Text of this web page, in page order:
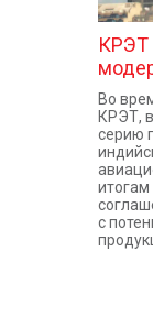
КРЭТ
Во
КРЭТ,
серию
итогам
с